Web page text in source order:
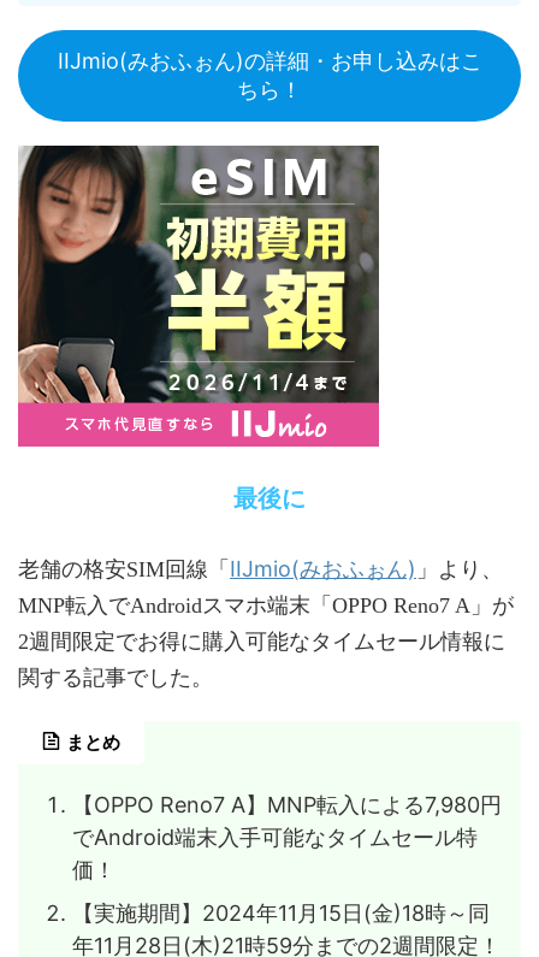
IIJmio(みおふぉん)の詳細・お申し込みはこ
ちら！
最後に
老舗の格安SIM回線「 IIJmio(みおふぉん) 」より、
MNP転入でAndroidスマホ端末「OPPO Reno7 A」が
2週間限定でお得に購入可能なタイムセール情報に
関する記事でした。
まとめ
【OPPO Reno7 A】MNP転入による7,980円
でAndroid端末入手可能なタイムセール特
価！
【実施期間】2024年11月15日(金)18時～同
年11月28日(木)21時59分までの2週間限定！